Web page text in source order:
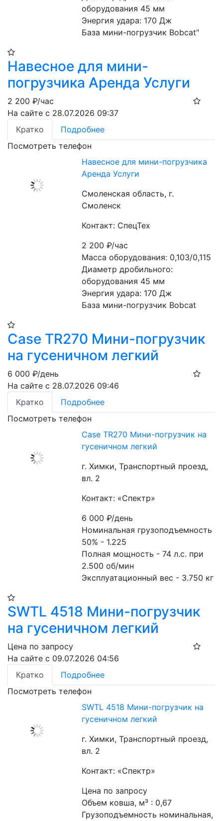
оборудования 45 мм
Энергия удара: 170 Дж
База мини-погрузчик Bobcat"
Навесное для мини-
погрузчика Аренда Услуги
2 200 ₽/час
На сайте с 28.07.2026 09:37
Кратко
Подробнее
Посмотреть телефон
Навесное для мини-погрузчика
Аренда Услуги
Смоленская область, г.
Смоленск
Контакт: СпецТех
2 200₽/час
Масса оборудования: 0,103/0,115
Диаметр дробильного:
оборудования 45 мм
Энергия удара: 170 Дж
База мини-погрузчик Bobcat
Case TR270 Мини-погрузчик
на гусеничном легкий
6 000 ₽/день
На сайте с 28.07.2026 09:46
Кратко
Подробнее
Посмотреть телефон
Case TR270 Мини-погрузчик на
гусеничном легкий
г. Химки, Транспортный проезд,
вл. 2
Контакт: «Спектр»
6 000₽/день
Номинальная грузоподъемность
50% - 1.225
Полная мощность - 74 л.с. при
2.500 об/мин
Эксплуатационный вес - 3.750 кг
SWTL 4518 Мини-погрузчик
на гусеничном легкий
Цена по запросу
На сайте с 09.07.2026 04:56
Кратко
Подробнее
Посмотреть телефон
SWTL 4518 Мини-погрузчик на
гусеничном легкий
г. Химки, Транспортный проезд,
вл. 2
Контакт: «Спектр»
Цена по запросу
Объем ковша, м³ : 0,67
Грузоподъемность номинальная,